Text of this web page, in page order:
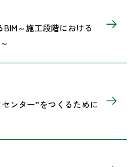
～施工段階における
ンター”をつくるために